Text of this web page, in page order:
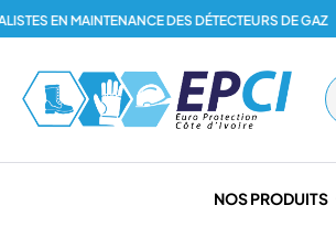
EN MAINTENANCE DES DÉTECTEURS DE GAZ
NOS PRODUITS